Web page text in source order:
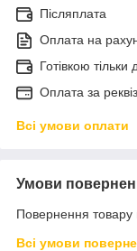
Післяплата
Оплата на
Готівкою тільки
Оплата за
Всі умови оплати
Умови
Повернення товару
Всі умови